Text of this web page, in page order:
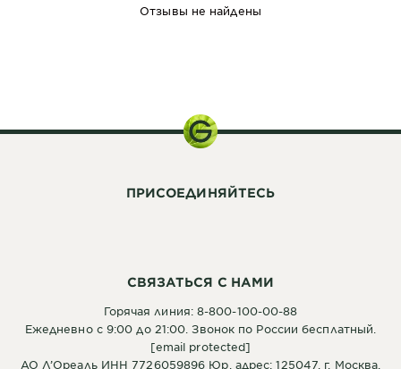
Отзывы не найдены
СВЯЗАТЬСЯ С НАМИ
Горячая линия: 8-800-100-00-88
Ежедневно с 9:00 до 21:00. Звонок по России бесплатный.
[email protected]
АО Л’Ореаль ИНН 7726059896 Юр. адрес: 125047, г. Москва,
ПРИСОЕДИНЯЙТЕСЬ